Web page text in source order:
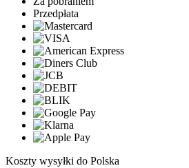
Przedpłata
Koszty wysyłki do Polska